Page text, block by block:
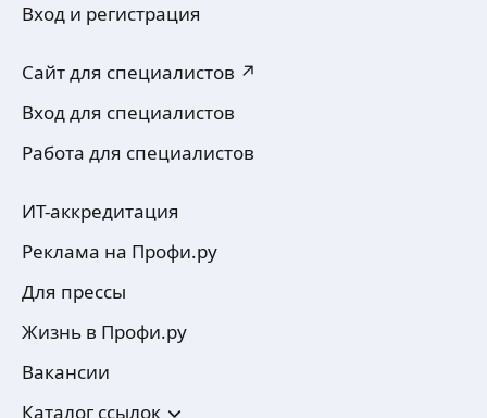
Вход и регистрация
Сайт для специалистов ↗
Вход для специалистов
Работа для специалистов
ИТ-аккредитация
Реклама на Профи.ру
Для прессы
Жизнь в Профи.ру
Вакансии
Каталог ссылок